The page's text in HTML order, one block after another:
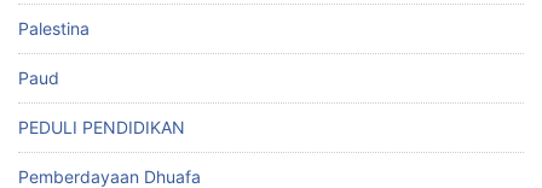
Palestina
Paud
PEDULI PENDIDIKAN
Pemberdayaan Dhuafa